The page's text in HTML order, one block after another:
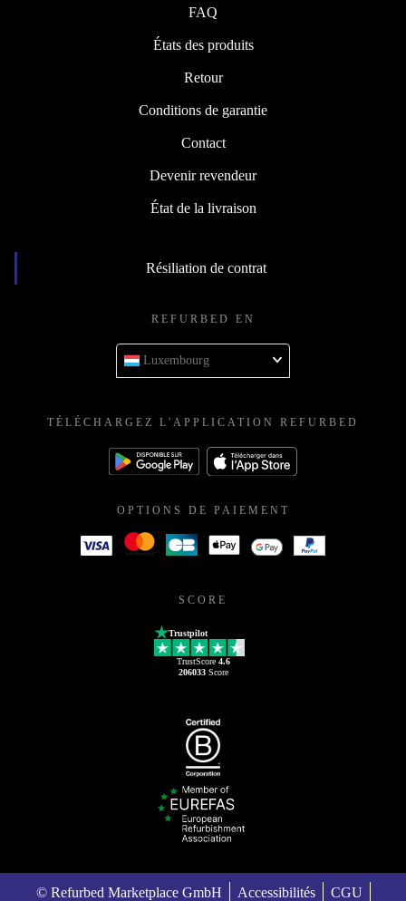
FAQ
États des produits
Retour
Conditions de garantie
Contact
Devenir revendeur
État de la livraison
Résiliation de contrat
REFURBED EN
Luxembourg
TÉLÉCHARGEZ L'APPLICATION REFURBED
OPTIONS DE PAIEMENT
SCORE
Trustpilot
TrustScore 4.6
206033Score
© Refurbed Marketplace GmbH Accessibilités CGU